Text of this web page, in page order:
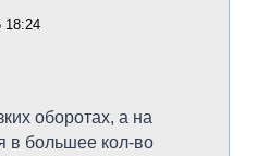
18:24
оборотах, а на
в большее кол-во